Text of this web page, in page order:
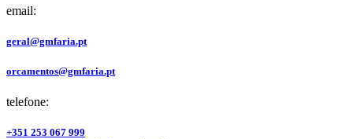
email:
geral@gmfaria.pt
orcamentos@gmfaria.pt
telefone:
+351 253 067 999